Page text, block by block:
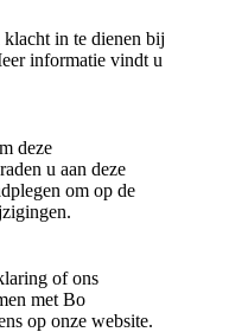
klacht in te dienen bij
informatie vindt u
deze
u aan deze
om op de
of ons
met Bo
op onze website.